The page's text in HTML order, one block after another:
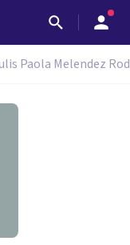
Paola Melendez